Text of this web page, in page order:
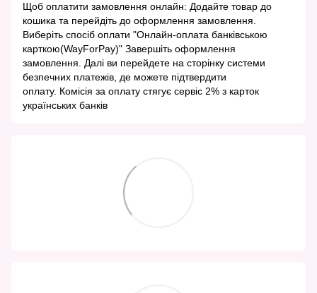
Щоб оплатити замовлення онлайн: Додайте товар до
кошика та перейдіть до оформлення замовлення.
Виберіть спосіб оплати "Онлайн-оплата банківською
карткою(WayForPay)" Завершіть оформлення
замовлення. Далі ви перейдете на сторінку системи
безпечних платежів, де можете підтвердити
оплату. Комісія за оплату стягує сервіс 2% з карток
українських банків